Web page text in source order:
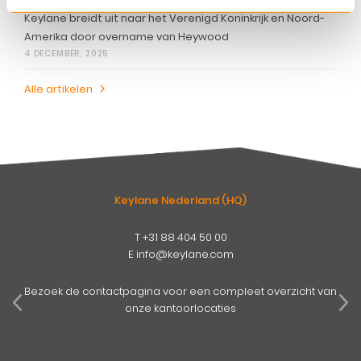
Keylane breidt uit naar het Verenigd Koninkrijk en Noord-
Amerika door overname van Heywood
4 DECEMBER, 2025
Alle artikelen
Keylane Nederland (HQ)
T+31 88 404 50 00
E info@keylane.com
Bezoek de contactpagina voor een compleet overzicht van
onze kantoorlocaties